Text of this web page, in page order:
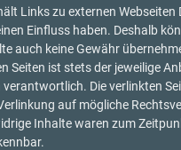
Links zu externen Webseiten
Einfluss haben. Deshalb
auch keine Gewähr
Seiten ist stets der jeweilige
verantwortlich. Die verlinkten
auf mögliche
Inhalte waren zum